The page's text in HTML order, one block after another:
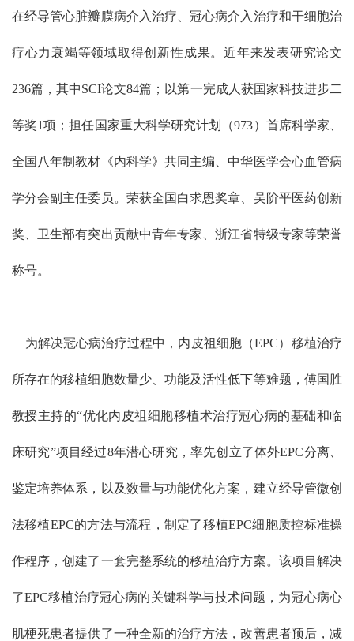
在经导管心脏瓣膜病介入治疗、冠心病介入治疗和干细胞治
疗心力衰竭等领域取得创新性成果。近年来发表研究论文
236篇，其中SCI论文84篇；以第一完成人获国家科技进步二
等奖1项；担任国家重大科学研究计划（973）首席科学家、
全国八年制教材《内科学》共同主编、中华医学会心血管病
学分会副主任委员。荣获全国白求恩奖章、吴阶平医药创新
奖、卫生部有突出贡献中青年专家、浙江省特级专家等荣誉
称号。
为解决冠心病治疗过程中，内皮祖细胞（EPC）移植治疗
所存在的移植细胞数量少、功能及活性低下等难题，傅国胜
教授主持的“优化内皮祖细胞移植术治疗冠心病的基础和临
床研究”项目经过8年潜心研究，率先创立了体外EPC分离、
鉴定培养体系，以及数量与功能优化方案，建立经导管微创
法移植EPC的方法与流程，制定了移植EPC细胞质控标准操
作程序，创建了一套完整系统的移植治疗方案。该项目解决
了EPC移植治疗冠心病的关键科学与技术问题，为冠心病心
肌梗死患者提供了一种全新的治疗方法，改善患者预后，减